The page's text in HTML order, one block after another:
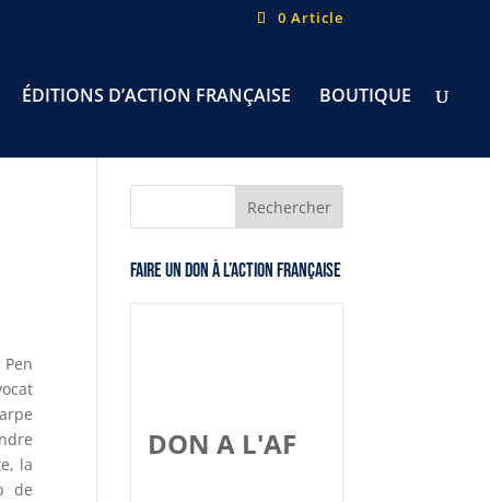
0 Article
ÉDITIONS D’ACTION FRANÇAISE BOUTIQUE
la
de
Faire un don à l’Action Française
DON A L'AF